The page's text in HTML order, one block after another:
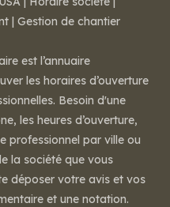
| Gestion de chantier
est l’annuaire
les horaires d’ouverture
Besoin d'une
les heures d’ouverture,
professionnel par ville ou
la société que vous
déposer votre avis et vos
et une notation.